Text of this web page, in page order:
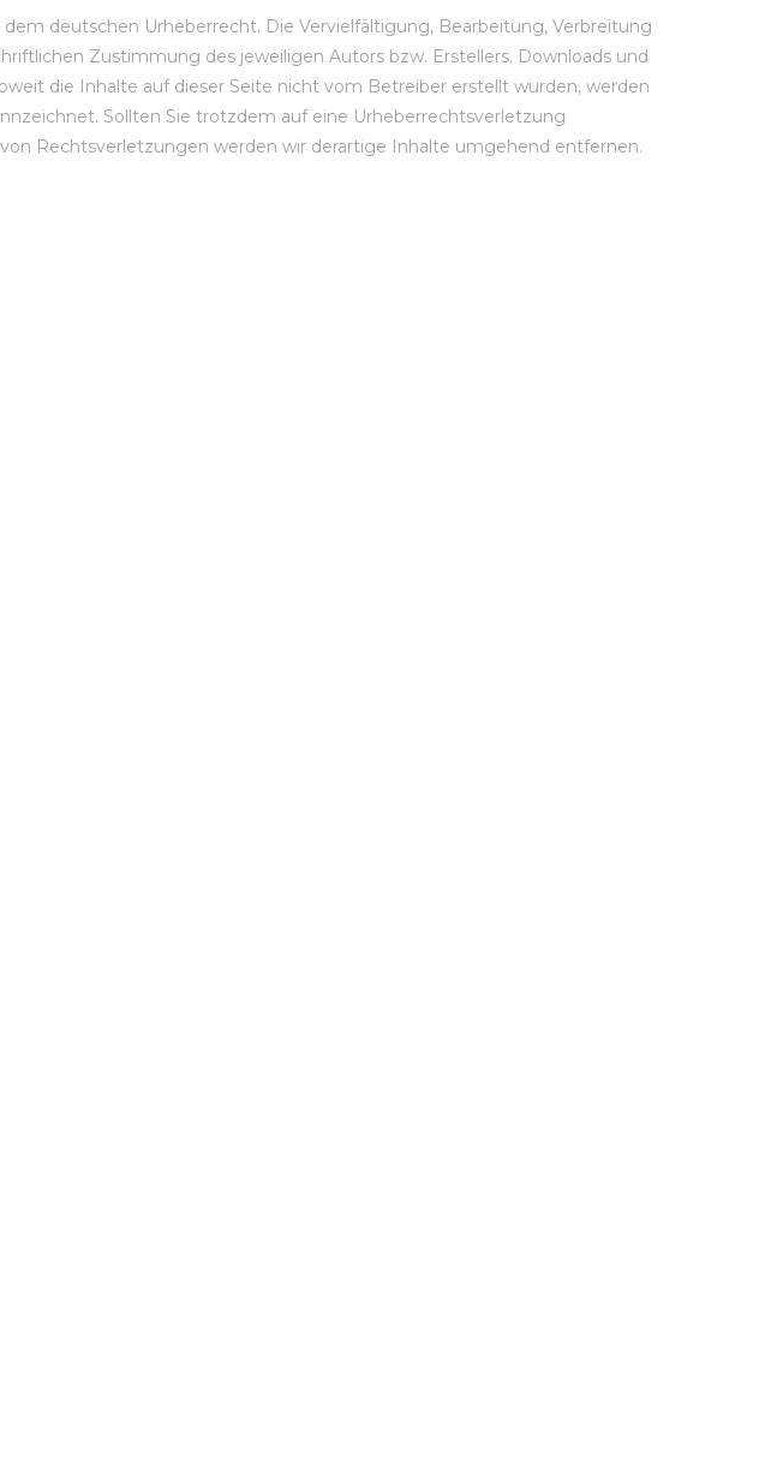
deutschen Urheberrecht. Die Vervielfältigung, Bearbeitung, Verbreitung
Zustimmung des jeweiligen Autors bzw. Erstellers. Downloads und
die Inhalte auf dieser Seite nicht vom Betreiber erstellt wurden, werden
Sollten Sie trotzdem auf eine Urheberrechtsverletzung
Rechtsverletzungen werden wir derartige Inhalte umgehend entfernen.